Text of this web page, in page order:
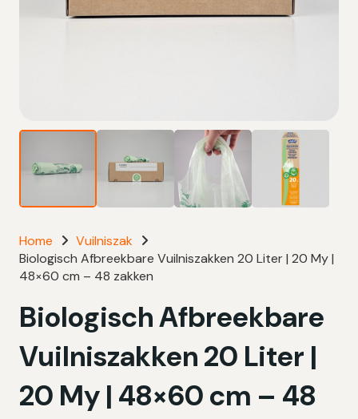
Home
Vuilniszak
Biologisch Afbreekbare Vuilniszakken 20 Liter | 20 My |
48×60 cm – 48 zakken
Biologisch Afbreekbare
Vuilniszakken 20 Liter |
20 My | 48×60 cm – 48